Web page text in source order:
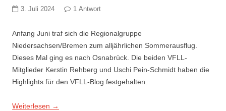
3. Juli 2024 1 Antwort
Anfang Juni traf sich die Regionalgruppe
Niedersachsen/Bremen zum alljährlichen Sommerausflug.
Dieses Mal ging es nach Osnabrück. Die beiden VFLL-
Mitglieder Kerstin Rehberg und Uschi Pein-Schmidt haben die
Highlights für den VFLL-Blog festgehalten.
Weiterlesen →